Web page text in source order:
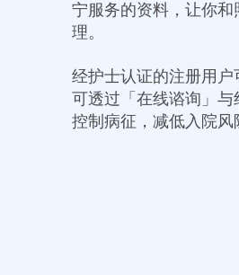
宁服务的资料，让你
理。
经护士认证的注册用
可透过「在线谘询」
控制病征，减低入院风